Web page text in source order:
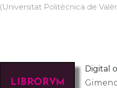
(Universitat Politècnica de
Digital